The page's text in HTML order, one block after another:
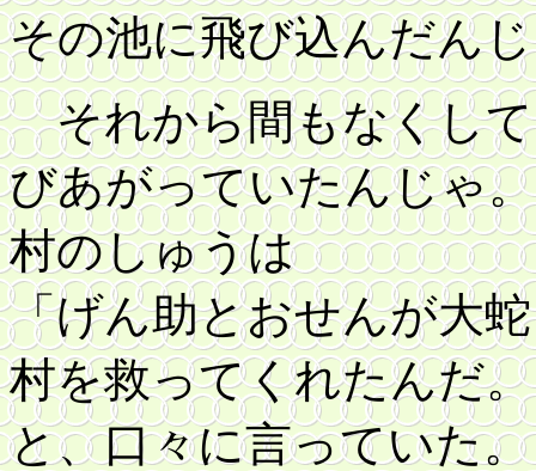
その池に飛び込んだん
それから間もなくして
びあがっていたんじゃ。
村のしゅうは
「げん助とおせんが大
村を救ってくれたんだ
と、口々に言っていた。